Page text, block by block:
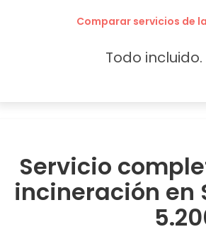
Comparar servicios de
Todo incluido.
Servicio
incineración en